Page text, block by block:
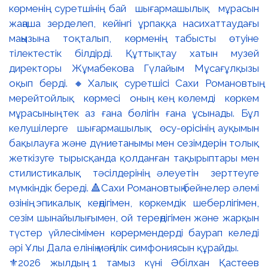
⚜️2026 жылдың 1 тамыз күні Әбілхан Қастеев